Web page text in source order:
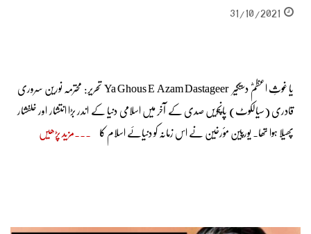
31/10/2021
یا غوثِ اعظمؓ دستگیر Ya Ghous E Azam Dastageer تحریر: محترمہ نورین سروری
قادری (سیالکوٹ) پانچویں صدی کے آخر میں اسلامی دنیا کے اندر بڑا انتشار اور خلفشار
پھیلا ہوا تھا۔ یورپین مؤرخین نے اس زمانہ کو دنیائے اسلام کا مزید پڑھیں